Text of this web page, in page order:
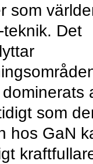
som
Det
som
hos GaN